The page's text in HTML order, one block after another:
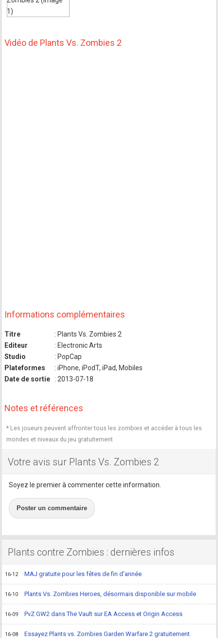
Vidéo de Plants Vs. Zombies 2
Informations complémentaires
Titre
: Plants Vs. Zombies 2
Editeur
: Electronic Arts
Studio
: PopCap
Plateformes
: iPhone, iPodT, iPad, Mobiles
Date de sortie
: 2013-07-18
Notes et références
* Les joueurs peuvent affronter tous les zombies et accéder à tous les
mondes et niveaux du jeu gratuitement
Votre avis sur Plants Vs. Zombies 2
Soyez le premier à commenter cette information.
Poster un commentaire
Plants contre Zombies : dernières infos
16-12 MAJ gratuite pour les fêtes de fin d'année
16-10 Plants Vs. Zombies Heroes, désormais disponible sur mobile
16-09 PvZ GW2 dans The Vault sur EA Access et Origin Access
16-08 Essayez Plants vs. Zombies Garden Warfare 2 gratuitement